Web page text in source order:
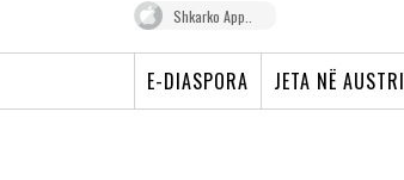
Shkarko App..
E-DIASPORA JETA NË AUSTRI